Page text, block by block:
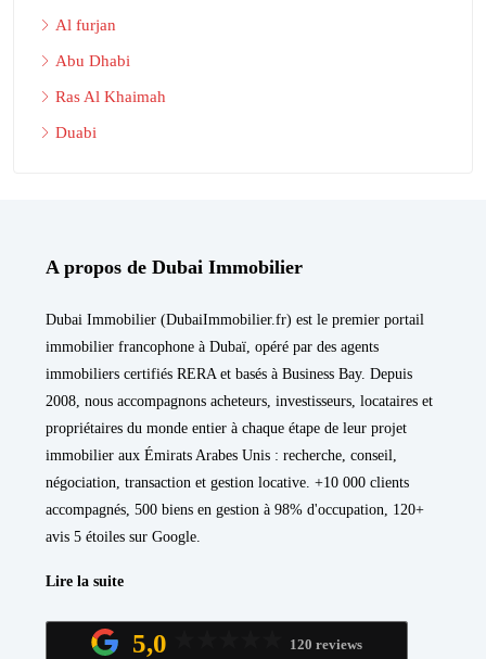
Al furjan
Abu Dhabi
Ras Al Khaimah
Duabi
A propos de Dubai Immobilier
Dubai Immobilier (DubaiImmobilier.fr) est le premier portail
immobilier francophone à Dubaï, opéré par des agents
immobiliers certifiés RERA et basés à Business Bay. Depuis
2008, nous accompagnons acheteurs, investisseurs, locataires et
propriétaires du monde entier à chaque étape de leur projet
immobilier aux Émirats Arabes Unis : recherche, conseil,
négociation, transaction et gestion locative. +10 000 clients
accompagnés, 500 biens en gestion à 98% d'occupation, 120+
avis 5 étoiles sur Google.
Lire la suite
5,0 120 reviews